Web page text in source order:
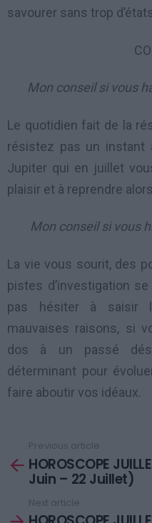
savourer sans trop
Mon conseil si vous
Le quotidien fait de la
résistez pas un instant
Jupiter qui en juillet
plaisir et à reprendre
Mon conseil si vous
La vie vous sourit, des
pistes d’investigation
pas hésiter à saisir
mauvaises raisons, si
dos à un passé
déterminant pour
faire aboutir vos idéaux.
more
Previous article
HOROSCOPE
Juin – 22 Juillet)
Next article